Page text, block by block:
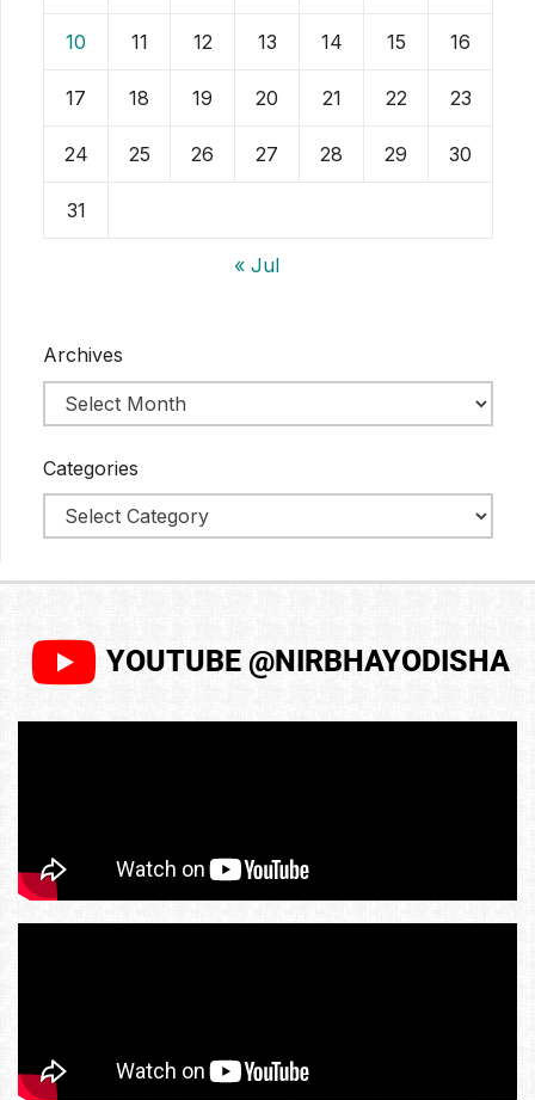
10 11 12 13 14 15 16
17 18 19 20 21 22 23
24 25 26 27 28 29 30
31
« Jul
Archives
Categories
YOUTUBE @NIRBHAYODISHA